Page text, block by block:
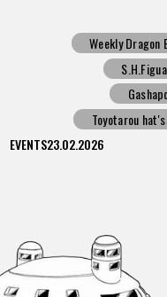
Weekly Dragon
Toyotarou
EVENTS23.02.2026